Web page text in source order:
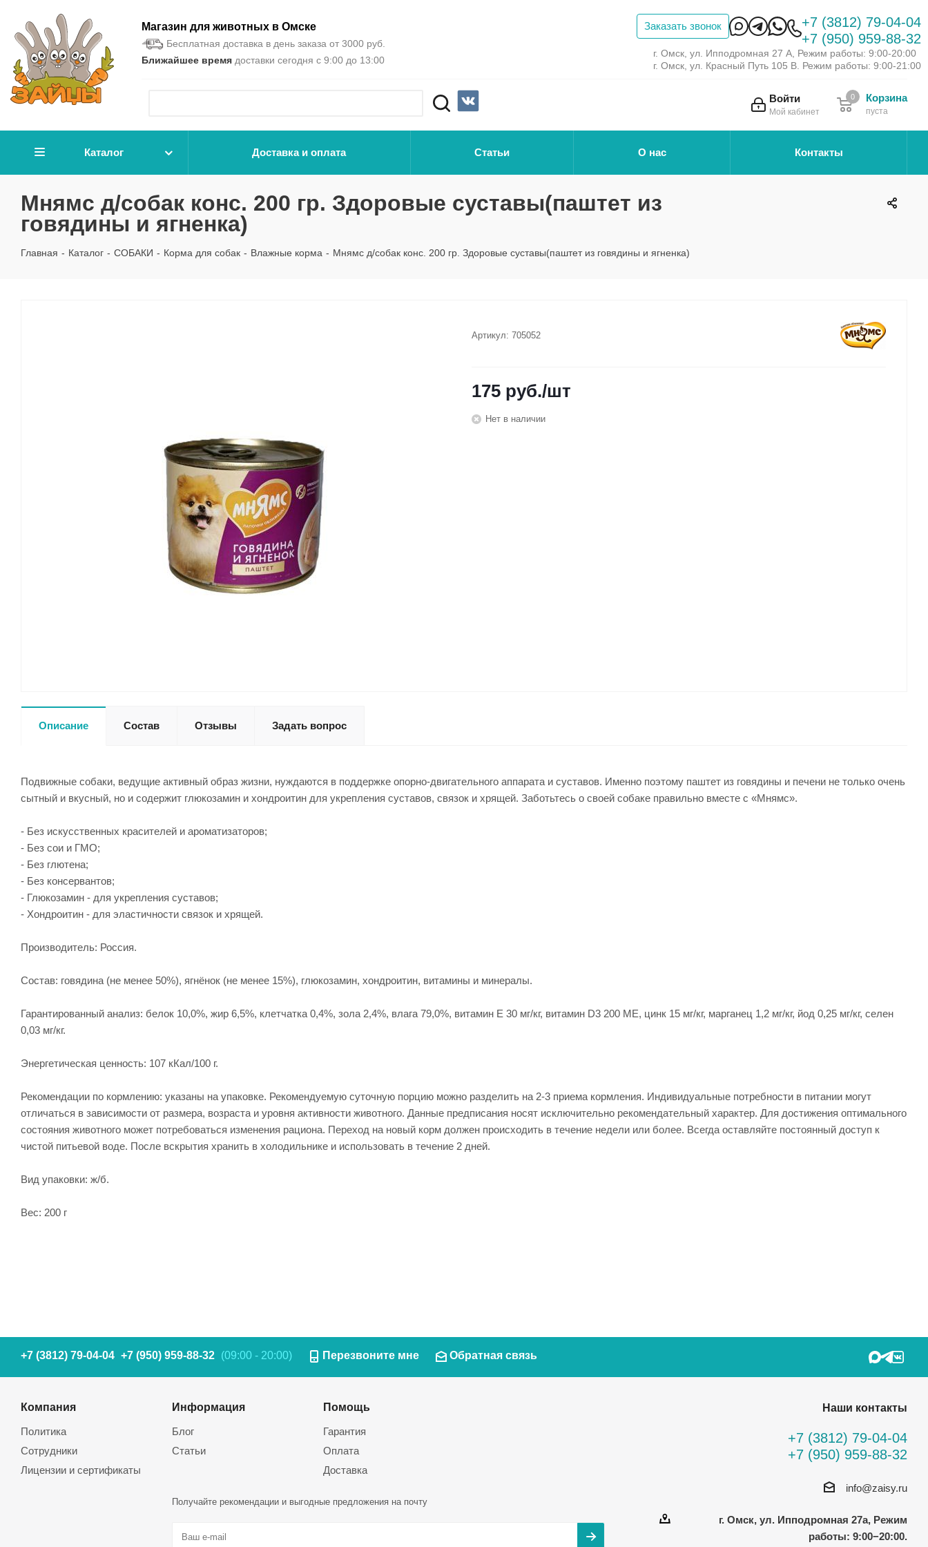
Магазин для животных в Омске
Бесплатная доставка в день заказа от 3000 руб.
Ближайшее время доставки сегодня с 9:00 до 13:00
Заказать звонок
+7 (3812) 79-04-04
+7 (950) 959-88-32
г. Омск, ул. Ипподромная 27 А, Режим работы: 9:00-20:00
г. Омск, ул. Красный Путь 105 В. Режим работы: 9:00-21:00
Войти
Мой кабинет
Корзина
пуста
0
Каталог Доставка и оплата Статьи О нас Контакты
Мнямс д/собак конс. 200 гр. Здоровые суставы(паштет из
говядины и ягненка)
Главная - Каталог - СОБАКИ - Корма для собак - Влажные корма - Мнямс д/собак конс. 200 гр. Здоровые суставы(паштет из говядины и ягненка)
Артикул: 705052
175 руб./шт
Нет в наличии
Описание Состав Отзывы Задать вопрос
Подвижные собаки, ведущие активный образ жизни, нуждаются в поддержке опорно-двигательного аппарата и суставов. Именно поэтому паштет из говядины и печени не только очень
сытный и вкусный, но и содержит глюкозамин и хондроитин для укрепления суставов, связок и хрящей. Заботьтесь о своей собаке правильно вместе с «Мнямс».
- Без искусственных красителей и ароматизаторов;
- Без сои и ГМО;
- Без глютена;
- Без консервантов;
- Глюкозамин - для укрепления суставов;
- Хондроитин - для эластичности связок и хрящей.
Производитель: Россия.
Состав: говядина (не менее 50%), ягнёнок (не менее 15%), глюкозамин, хондроитин, витамины и минералы.
Гарантированный анализ: белок 10,0%, жир 6,5%, клетчатка 0,4%, зола 2,4%, влага 79,0%, витамин Е 30 мг/кг, витамин D3 200 МЕ, цинк 15 мг/кг, марганец 1,2 мг/кг, йод 0,25 мг/кг, селен
0,03 мг/кг.
Энергетическая ценность: 107 кКал/100 г.
Рекомендации по кормлению: указаны на упаковке. Рекомендуемую суточную порцию можно разделить на 2-3 приема кормления. Индивидуальные потребности в питании могут
отличаться в зависимости от размера, возраста и уровня активности животного. Данные предписания носят исключительно рекомендательный характер. Для достижения оптимального
состояния животного может потребоваться изменения рациона. Переход на новый корм должен происходить в течение недели или более. Всегда оставляйте постоянный доступ к
чистой питьевой воде. После вскрытия хранить в холодильнике и использовать в течение 2 дней.
Вид упаковки: ж/б.
Вес: 200 г
+7 (3812) 79-04-04 +7 (950) 959-88-32 (09:00 - 20:00) Перезвоните мне Обратная связь
Компания
Политика
Сотрудники
Лицензии и сертификаты
Информация
Блог
Статьи
Помощь
Гарантия
Оплата
Доставка
Получайте рекомендации и выгодные предложения на почту
Наши контакты
+7 (3812) 79-04-04
+7 (950) 959-88-32
info@zaisy.ru
г. Омск, ул. Ипподромная 27а, Режим
работы: 9:00−20:00.